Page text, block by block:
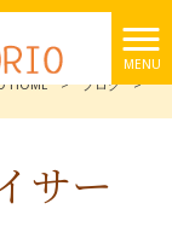
MENU
HOME
> ブログ
>
サー